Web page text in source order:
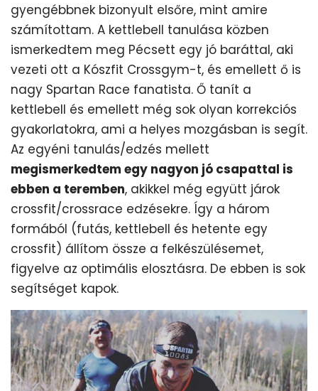
gyengébbnek bizonyult elsőre, mint amire
számítottam. A kettlebell tanulása közben
ismerkedtem meg Pécsett egy jó baráttal, aki
vezeti ott a Kószfit Crossgym-t, és emellett ő is
nagy Spartan Race fanatista. Ő tanít a
kettlebell és emellett még sok olyan korrekciós
gyakorlatokra, ami a helyes mozgásban is segít.
Az egyéni tanulás/edzés mellett
megismerkedtem egy nagyon jó csapattal is
ebben a teremben, akikkel még együtt járok
crossfit/crossrace edzésekre. Így a három
formából (futás, kettlebell és hetente egy
crossfit) állítom össze a felkészülésemet,
figyelve az optimális elosztásra. De ebben is sok
segítséget kapok.